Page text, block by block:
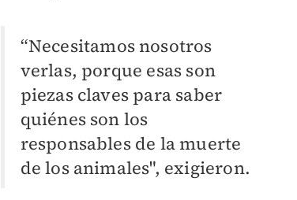
“Necesitamos nosotros
verlas, porque esas son
piezas claves para saber
quiénes son los
responsables de la muerte
de los animales", exigieron.